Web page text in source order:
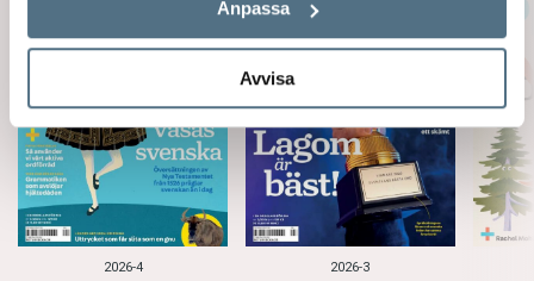
Anpassa
Avvisa
2026-4 2026-3